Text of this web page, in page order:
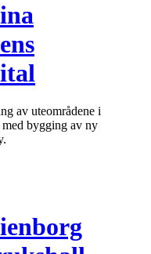
av uteområdene i
bygging av ny